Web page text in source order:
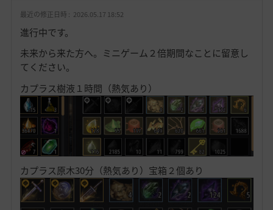
り
最近の修正日時 : 2026.05.17 18:52
進行中です。
未来から来た方へ。ミニゲーム２倍期間なことに留意し
てください。
カプラス樹液１時間（熱気あり）
カプラス原木30分（熱気あり）宝箱２個あり